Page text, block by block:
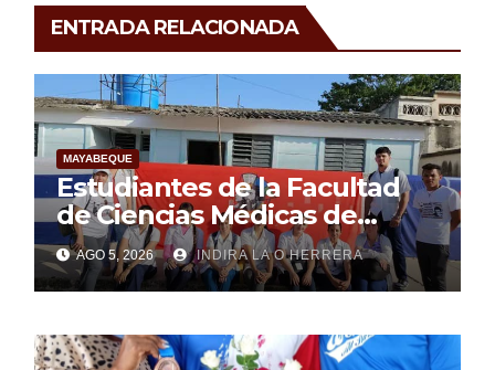
ENTRADA RELACIONADA
MAYABEQUE
Estudiantes de la Facultad
de Ciencias Médicas de
Mayabeque realizan
pesquisa
AGO 5, 2026 INDIRA LA O HERRERA